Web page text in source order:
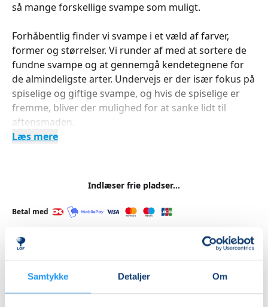
Samtykke Detaljer Om
så mange forskellige svampe som muligt.
Forhåbentlig finder vi svampe i et væld af farver,
former og størrelser. Vi runder af med at sortere de
fundne svampe og at gennemgå kendetegnene for
de almindeligste arter. Undervejs er der især fokus på
spiselige og giftige svampe, og hvis de spiselige er
fremme, bliver der mulighed for at sanke lidt til
aftensmaden.
Læs mere
Indlæser frie pladser...
Betal med
Priser
Almen